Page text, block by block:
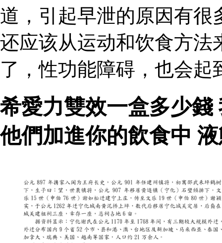
道，引起早泄的原因有很
还应该从运动和饮食方法
了，性功能障碍，也会起
希愛力雙效一盒多少
他們加進你的飲食中